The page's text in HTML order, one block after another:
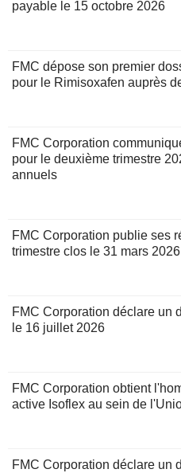
payable le 15 octobre 2026
FMC dépose son premier
pour le Rimisoxafen auprès
FMC Corporation
pour le deuxième trimestre
annuels
FMC Corporation publie ses
trimestre clos le 31 mars 2026
FMC Corporation déclare un
le 16 juillet 2026
FMC Corporation obtient
active Isoflex au sein de
FMC Corporation déclare un